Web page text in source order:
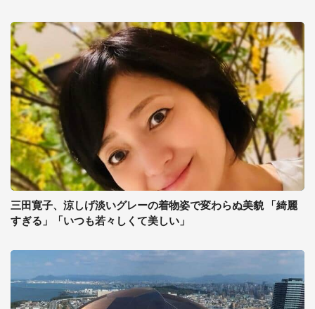
三田寛子、涼しげ淡いグレーの着物姿で変わらぬ美貌 「綺麗
すぎる」「いつも若々しくて美しい」